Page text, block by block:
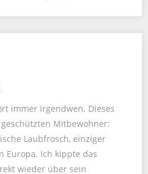
immer irgendwen. Dieses
Mitbewohner:
Laubfrosch, einziger
Europa. Ich kippte das
wieder über sein